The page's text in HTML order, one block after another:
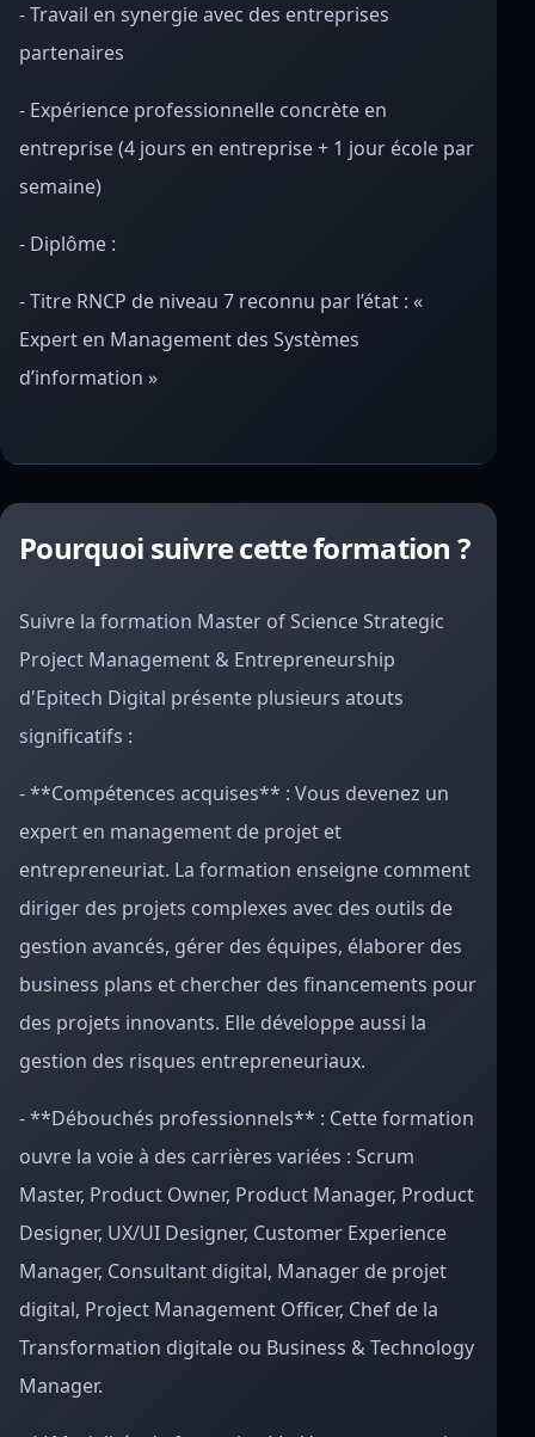
- Travail en synergie avec des entreprises
partenaires
- Expérience professionnelle concrète en
entreprise (4 jours en entreprise + 1 jour école par
semaine)
- Diplôme :
- Titre RNCP de niveau 7 reconnu par l’état : «
Expert en Management des Systèmes
d’information »
Pourquoi suivre cette formation ?
Suivre la formation Master of Science Strategic
Project Management & Entrepreneurship
d'Epitech Digital présente plusieurs atouts
significatifs :
- **Compétences acquises** : Vous devenez un
expert en management de projet et
entrepreneuriat. La formation enseigne comment
diriger des projets complexes avec des outils de
gestion avancés, gérer des équipes, élaborer des
business plans et chercher des financements pour
des projets innovants. Elle développe aussi la
gestion des risques entrepreneuriaux.
- **Débouchés professionnels** : Cette formation
ouvre la voie à des carrières variées : Scrum
Master, Product Owner, Product Manager, Product
Designer, UX/UI Designer, Customer Experience
Manager, Consultant digital, Manager de projet
digital, Project Management Officer, Chef de la
Transformation digitale ou Business & Technology
Manager.